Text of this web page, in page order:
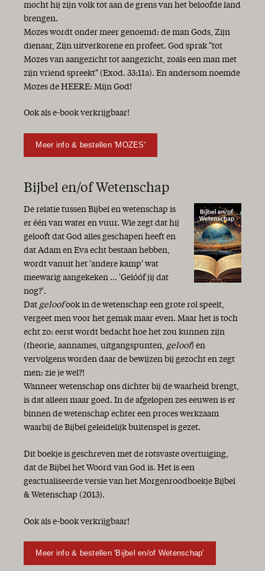
mocht hij zijn volk tot aan de grens van het beloofde land
brengen.
Mozes wordt onder meer genoemd: de man Gods, Zijn
dienaar, Zijn uitverkorene en profeet. God sprak "tot
Mozes van aangezicht tot aangezicht, zoals een man met
zijn vriend spreekt" (Exod. 33:11a). En andersom noemde
Mozes de HEERE: Mijn God!
Ook als e-book verkrijgbaar!
Meer info & bestellen 'MOZES'
Bijbel en/of Wetenschap
De relatie tussen Bijbel en wetenschap is
er één van water en vuur. Wie zegt dat hij
gelooft dat God alles geschapen heeft en
dat Adam en Eva echt bestaan hebben,
wordt vanuit het 'andere kamp' wat
meewarig aangekeken ... 'Gelóóf jij dat
nog?'.
Dat geloofook in de wetenschap een grote rol speelt,
vergeet men voor het gemak maar even. Maar het is toch
echt zo: eerst wordt bedacht hoe het zou kunnen zijn
(theorie, aannames, uitgangspunten, geloof) en
vervolgens worden daar de bewijzen bij gezocht en zegt
men: zie je wel?!
Wanneer wetenschap ons dichter bij de waarheid brengt,
is dat alleen maar goed. In de afgelopen zes eeuwen is er
binnen de wetenschap echter een proces werkzaam
waarbij de Bijbel geleidelijk buitenspel is gezet.
Dit boekje is geschreven met de rotsvaste overtuiging,
dat de Bijbel het Woord van God is. Het is een
geactualiseerde versie van het Morgenroodboekje Bijbel
& Wetenschap (2013).
Ook als e-book verkrijgbaar!
Meer info & bestellen 'Bijbel en/of Wetenschap'